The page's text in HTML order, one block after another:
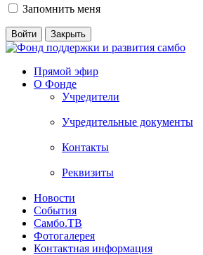
Запомнить меня
Прямой эфир
О Фонде
Учредители
Учредительные документы
Контакты
Реквизиты
Новости
События
Самбо.ТВ
Фотогалерея
Контактная информация